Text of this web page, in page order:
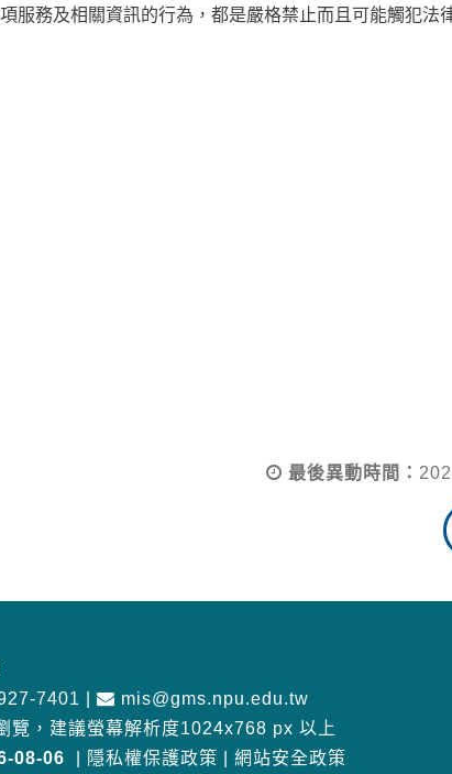
務及相關資訊的行為，都是嚴格禁止而且可能觸犯法
最後異動時間：
7401
mis@gms.npu.edu.tw
覽 ， 建議螢幕解析度1024x768 px 以上
08-06 隱私權保護政策 網站安全政策